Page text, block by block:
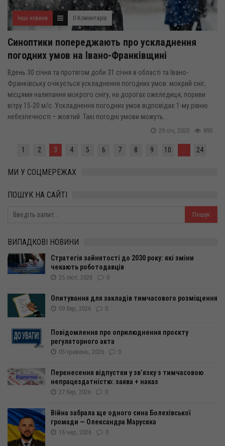
Інші новини 0 Коментарів
Синоптики попереджають про ускладнення
погодних умов на Івано-Франківщині
Вдень 30 січня та протягом доби 31 січня в області та Івано-
Франківську очікується ускладнення погодних умов: мокрий сніг,
місцями налипання мокрого снігу, на дорогах ожеледиця, пориви
вітру 15-20 м/с. Ускладнення погодних умов відповідає 1-му рівню
небезпечності – жовтий. Такі погодні умови можуть...
890
29 січ, 2020
1 2 3 4 5 6 7 8 9 10 24
МИ У СОЦМЕРЕЖАХ
ПОШУК НА САЙТІ
ВИПАДКОВІ НОВИНИ
Стратегія зайнятості до 2030 року: які зміни
чекають роботодавців
25 лют, 2026 0
Опитування для закладів тимчасового розміщення
09 бер, 2026 0
Повідомлення про оприлюднення проєкту
регуляторного акта
05 травень, 2026 0
Перенесення відпустки у зв’язку з тимчасовою
непрацездатністю: заява + наказ
27 бер, 2026 0
Війна забрала ще одного сина Болехівської
громади — Олександра Марусяка
16 чер, 2026 0